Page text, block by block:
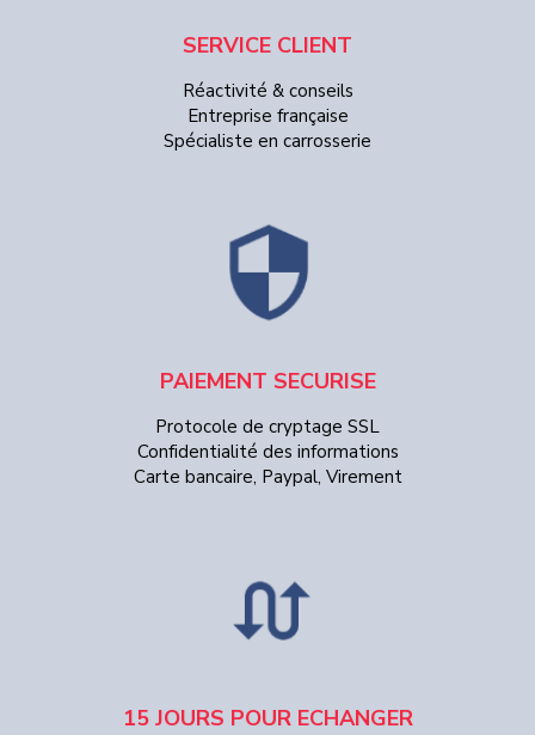
SERVICE CLIENT
Réactivité & conseils
Entreprise française
Spécialiste en carrosserie
PAIEMENT SECURISE
Protocole de cryptage SSL
Confidentialité des informations
Carte bancaire, Paypal, Virement
15 JOURS POUR ECHANGER